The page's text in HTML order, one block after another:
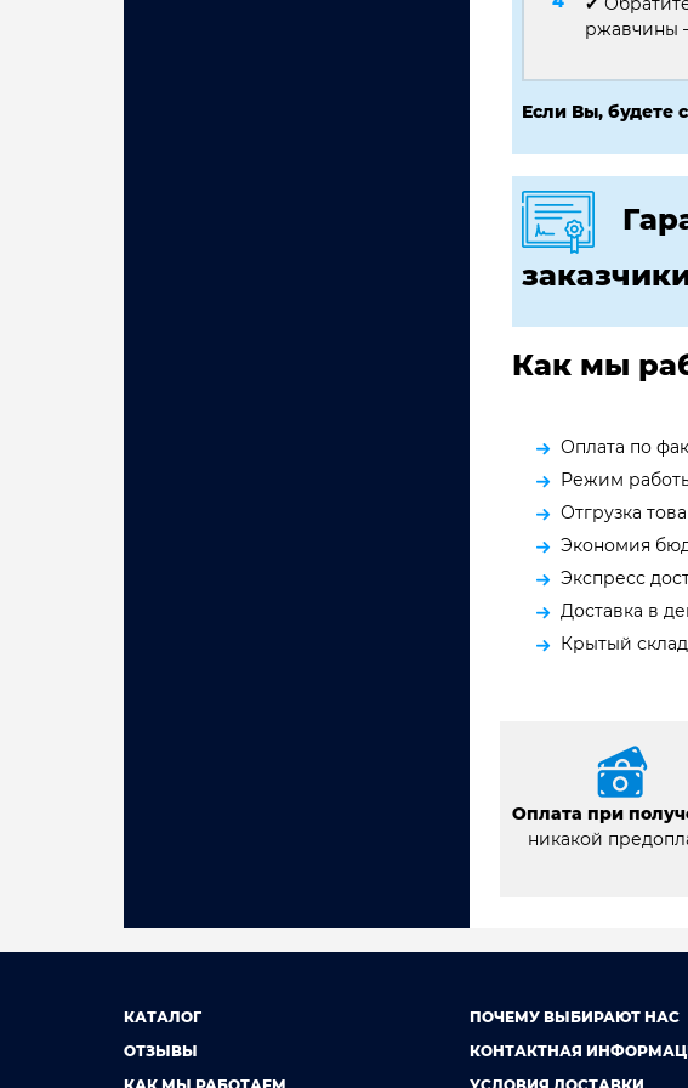
ржавчины
Если Вы, будете
Как мы
Оплата по
Режим
Отгрузка
Экономия
Экспресс
Доставка в
Крытый склад
Оплата при
никакой
КАТАЛОГ
ОТЗЫВЫ
ПОЧЕМУ ВЫБИРАЮТ НАС
КОНТАКТНАЯ